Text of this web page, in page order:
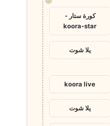
كورة ستار -
koora-star
يلا شوت
koora live
يلا شوت